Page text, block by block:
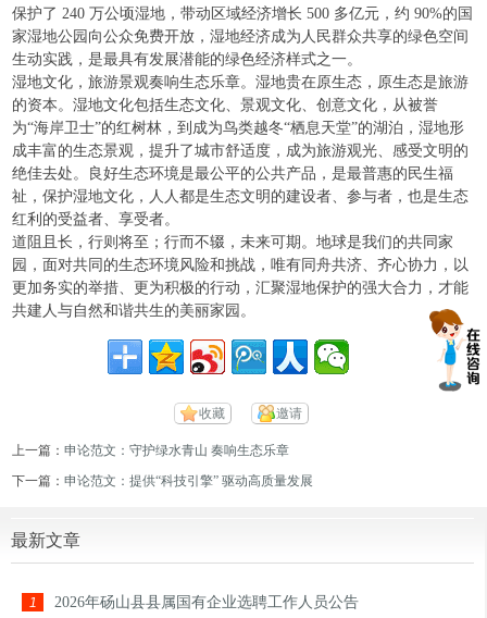
保护了 240 万公顷湿地，带动区域经济增长 500 多亿元，约 90%的国
家湿地公园向公众免费开放，湿地经济成为人民群众共享的绿色空间
生动实践，是最具有发展潜能的绿色经济样式之一。
湿地文化，旅游景观奏响生态乐章。湿地贵在原生态，原生态是旅游
的资本。湿地文化包括生态文化、景观文化、创意文化，从被誉
为“海岸卫士”的红树林，到成为鸟类越冬“栖息天堂”的湖泊，湿地形
成丰富的生态景观，提升了城市舒适度，成为旅游观光、感受文明的
绝佳去处。良好生态环境是最公平的公共产品，是最普惠的民生福
祉，保护湿地文化，人人都是生态文明的建设者、参与者，也是生态
红利的受益者、享受者。
道阻且长，行则将至；行而不辍，未来可期。地球是我们的共同家
园，面对共同的生态环境风险和挑战，唯有同舟共济、齐心协力，以
更加务实的举措、更为积极的行动，汇聚湿地保护的强大合力，才能
共建人与自然和谐共生的美丽家园。
收藏 邀请
上一篇：申论范文：守护绿水青山 奏响生态乐章
下一篇：申论范文：提供“科技引擎” 驱动高质量发展
最新文章
1 2026年砀山县县属国有企业选聘工作人员公告